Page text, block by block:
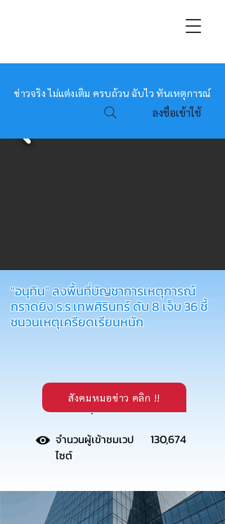
หมอข่าว
ข่าวจริง ไม่แต่งเติม ครบถ้วน ฉับไว ทันเหตุการณ์
ลงชื่อเข้าใช้
"อนุทิน" ลงพื้นที่บัญชาการเหตุการณ์
กราดยิง ร.ร.เทพศิรินทร์ ดับ 8 เจ็บ 36 ชี้
ชนวนเหตุเครียดเรียนหนัก
สังคมหมอข่าว คลิก !!
.
130,674
จำนวนผู้เข้าชมเวป
ไซต์